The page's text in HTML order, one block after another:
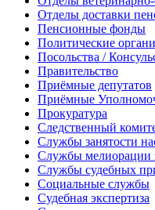
Отделы доставки
Пенсионные фонды
Политические
Посольства /
Правительство
Приёмные депутатов
Приёмные
Прокуратура
Следственный
Службы занятости
Службы мелиорации
Службы судебных
Социальные службы
Судебная экспертиза